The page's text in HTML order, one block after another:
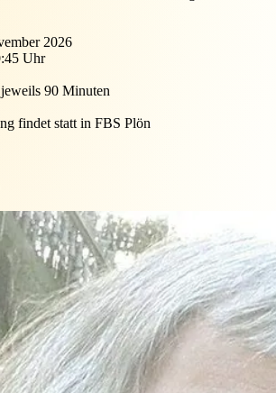
2026
Uhr
90 Minuten
findet statt in FBS Plön